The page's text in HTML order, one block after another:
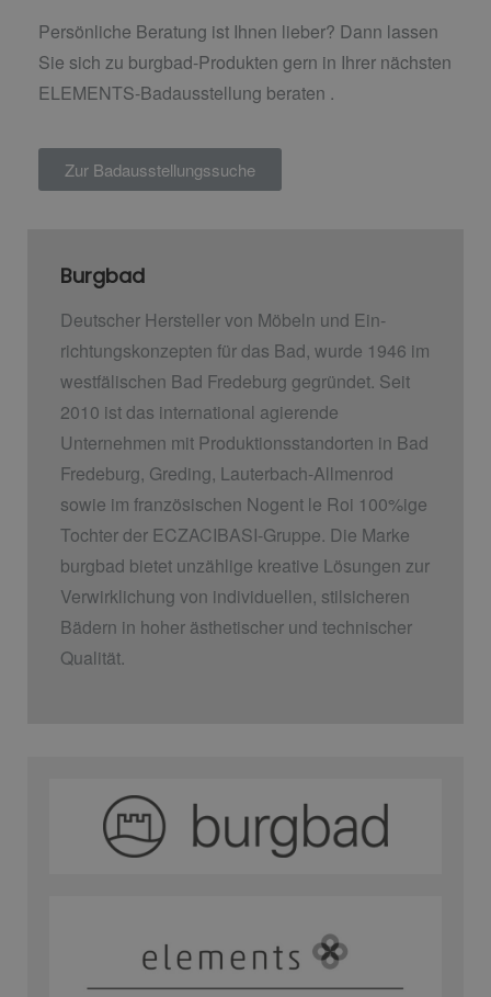
Persönliche Beratung ist Ihnen lieber? Dann lassen
Sie sich zu burgbad-Produkten gern in Ihrer nächsten
ELEMENTS-Badausstellung beraten .
Zur Badausstellungssuche
Burgbad
Deutscher Hersteller von Möbeln und Ein­
richtungskonzepten für das Bad, wurde 1946 im
westfälischen Bad Fredeburg gegründet. Seit
2010 ist das international agierende
Unternehmen mit Produktionsstandorten in Bad
Fredeburg, Greding, Lauterbach-Allmenrod
sowie im französischen Nogent le Roi 100%ige
Tochter der ECZACIBASI­-Gruppe. Die Marke
burgbad bietet unzählige kreative Lösungen zur
Verwirklichung von individuellen, stilsicheren
Bädern in hoher ästhetischer und technischer
Qualität.